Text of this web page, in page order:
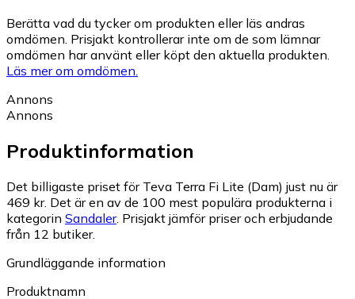
Berätta vad du tycker om produkten eller läs andras
omdömen. Prisjakt kontrollerar inte om de som lämnar
omdömen har använt eller köpt den aktuella produkten.
Läs mer om omdömen.
Annons
Annons
Produktinformation
Det billigaste priset för Teva Terra Fi Lite (Dam) just nu är
469 kr. Det är en av de 100 mest populära produkterna i
kategorin Sandaler. Prisjakt jämför priser och erbjudande
från 12 butiker.
Grundläggande information
Produktnamn